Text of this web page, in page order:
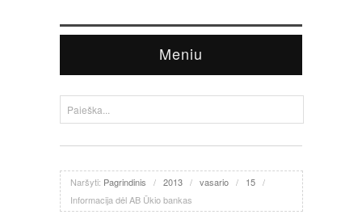
Meniu
Naršyti: Pagrindinis / 2013 / vasario / 15 /
Informacija dėl AB Ūkio bankas